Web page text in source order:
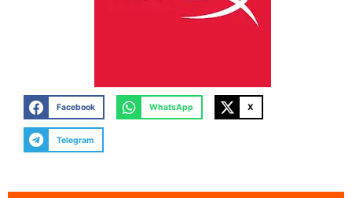
Facebook WhatsApp X
Telegram